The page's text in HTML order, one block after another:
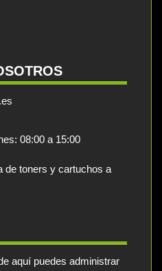
08:00 a 15:00
de toners y cartuchos a
aquí puedes administrar